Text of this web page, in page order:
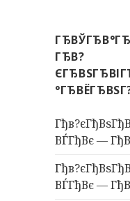
ГЂВ?
ВЃГђВє —
ВЃГђВє —